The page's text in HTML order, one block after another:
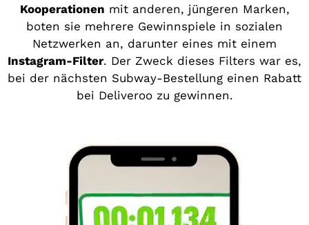
Kooperationen mit anderen, jüngeren Marken,
boten sie mehrere Gewinnspiele in sozialen
Netzwerken an, darunter eines mit einem
Instagram-Filter. Der Zweck dieses Filters war es,
bei der nächsten Subway-Bestellung einen Rabatt
bei Deliveroo zu gewinnen.